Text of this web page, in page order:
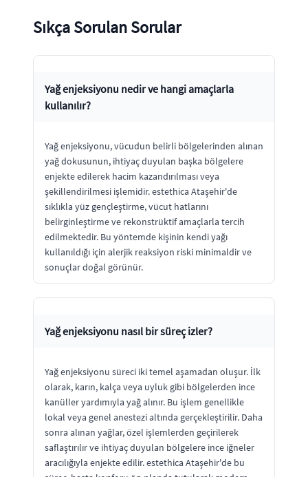
Sıkça Sorulan Sorular
Yağ enjeksiyonu nedir ve hangi amaçlarla
kullanılır?
Yağ enjeksiyonu, vücudun belirli bölgelerinden alınan
yağ dokusunun, ihtiyaç duyulan başka bölgelere
enjekte edilerek hacim kazandırılması veya
şekillendirilmesi işlemidir. estethica Ataşehir'de
sıklıkla yüz gençleştirme, vücut hatlarını
belirginleştirme ve rekonstrüktif amaçlarla tercih
edilmektedir. Bu yöntemde kişinin kendi yağı
kullanıldığı için alerjik reaksiyon riski minimaldir ve
sonuçlar doğal görünür.
Yağ enjeksiyonu nasıl bir süreç izler?
Yağ enjeksiyonu süreci iki temel aşamadan oluşur. İlk
olarak, karın, kalça veya uyluk gibi bölgelerden ince
kanüller yardımıyla yağ alınır. Bu işlem genellikle
lokal veya genel anestezi altında gerçekleştirilir. Daha
sonra alınan yağlar, özel işlemlerden geçirilerek
saflaştırılır ve ihtiyaç duyulan bölgelere ince iğneler
aracılığıyla enjekte edilir. estethica Ataşehir'de bu